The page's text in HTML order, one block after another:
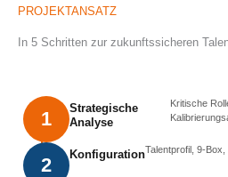
PROJEKTANSATZ
In 5 Schritten zur zukunftssicheren
1
Strategische
Analyse
Kritische
2 KonfigurationTalentprofil, 9-